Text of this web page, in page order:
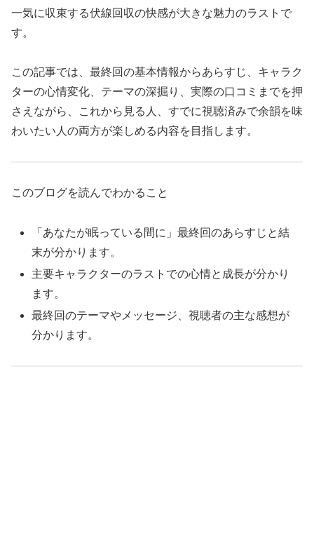
一気に収束する伏線回収の快感が大きな魅力のラストで
す。
この記事では、最終回の基本情報からあらすじ、キャラク
ターの心情変化、テーマの深掘り、実際の口コミまでを押
さえながら、これから見る人、すでに視聴済みで余韻を味
わいたい人の両方が楽しめる内容を目指します。
このブログを読んでわかること
「あなたが眠っている間に」最終回のあらすじと結
末が分かります。
主要キャラクターのラストでの心情と成長が分かり
ます。
最終回のテーマやメッセージ、視聴者の主な感想が
分かります。